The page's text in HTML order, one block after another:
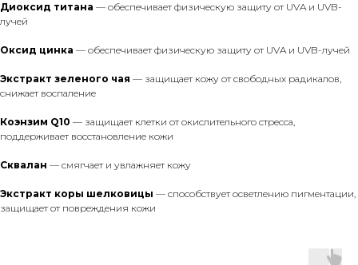
Диоксид титана — обеспечивает физическую защиту от UVA и UVB-
лучей
Оксид цинка — обеспечивает физическую защиту от UVA и UVB-лучей
Экстракт зеленого чая — защищает кожу от свободных радикалов,
снижает воспаление
Коэнзим Q10 — защищает клетки от окислительного стресса,
поддерживает восстановление кожи
Сквалан — смягчает и увлажняет кожу
Экстракт коры шелковицы — способствует осветлению пигментации,
защищает от повреждения кожи